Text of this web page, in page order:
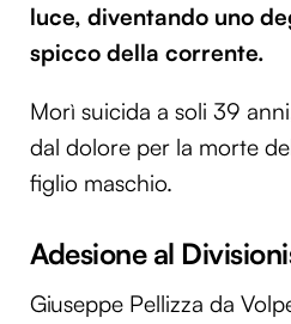
luce, diventando uno
spicco della corrente.
Morì suicida a soli 39
dal dolore per la morte
figlio maschio.
Adesione al
Giuseppe Pel­lizza da